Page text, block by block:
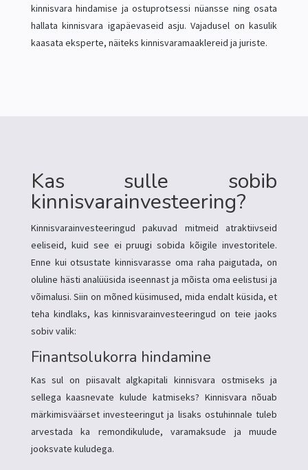
kinnisvara hindamise ja ostuprotsessi nüansse ning osata
hallata kinnisvara igapäevaseid asju. Vajadusel on kasulik
kaasata eksperte, näiteks kinnisvaramaaklereid ja juriste.
Kas sulle sobib
kinnisvarainvesteering?
Kinnisvarainvesteeringud pakuvad mitmeid atraktiivseid
eeliseid, kuid see ei pruugi sobida kõigile investoritele.
Enne kui otsustate kinnisvarasse oma raha paigutada, on
oluline hästi analüüsida iseennast ja mõista oma eelistusi ja
võimalusi. Siin on mõned küsimused, mida endalt küsida, et
teha kindlaks, kas kinnisvarainvesteeringud on teie jaoks
sobiv valik:
Finantsolukorra hindamine
Kas sul on piisavalt algkapitali kinnisvara ostmiseks ja
sellega kaasnevate kulude katmiseks? Kinnisvara nõuab
märkimisväärset investeeringut ja lisaks ostuhinnale tuleb
arvestada ka remondikulude, varamaksude ja muude
jooksvate kuludega.